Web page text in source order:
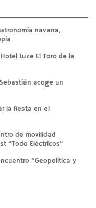
navarra,
Luze El Toro de la
acoge un
la fiesta en el
de movilidad
“Todo Eléctricos”
“Geopolítica y